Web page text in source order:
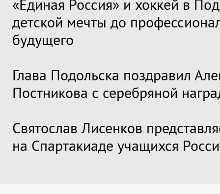
«Единая Россия» и хоккей в
детской мечты до
будущего
Глава Подольска поздравил
Постникова с серебряной
Святослав Лисенков
на Спартакиаде учащихся